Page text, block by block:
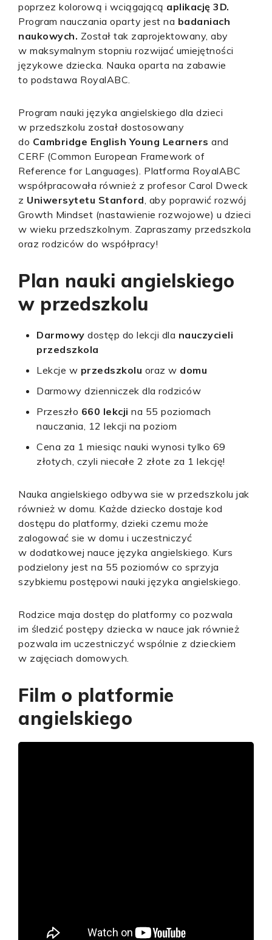
poprzez kolorową i wciągającą aplikację 3D.
Program nauczania oparty jest na badaniach
naukowych. Został tak zaprojektowany, aby
w maksymalnym stopniu rozwijać umiejętności
językowe dziecka. Nauka oparta na zabawie
to podstawa RoyalABC.
Program nauki języka angielskiego dla dzieci
w przedszkolu został dostosowany
do Cambridge English Young Learners and
CERF (Common European Framework of
Reference for Languages). Platforma RoyalABC
współpracowała również z profesor Carol Dweck
z Uniwersytetu Stanford, aby poprawić rozwój
Growth Mindset (nastawienie rozwojowe) u dzieci
w wieku przedszkolnym. Zapraszamy przedszkola
oraz rodziców do współpracy!
Plan nauki angielskiego
w przedszkolu
Darmowy dostęp do lekcji dla nauczycieli
przedszkola
Lekcje w przedszkolu oraz w domu
Darmowy dzienniczek dla rodziców
Przeszło 660 lekcji na 55 poziomach
nauczania, 12 lekcji na poziom
Cena za 1 miesiąc nauki wynosi tylko 69
złotych, czyli niecałe 2 złote za 1 lekcję!
Nauka angielskiego odbywa sie w przedszkolu jak
również w domu. Każde dziecko dostaje kod
dostępu do platformy, dzieki czemu może
zalogować sie w domu i uczestniczyć
w dodatkowej nauce języka angielskiego. Kurs
podzielony jest na 55 poziomów co sprzyja
szybkiemu postępowi nauki języka angielskiego.
Rodzice maja dostęp do platformy co pozwala
im śledzić postępy dziecka w nauce jak również
pozwala im uczestniczyć wspólnie z dzieckiem
w zajęciach domowych.
Film o platformie
angielskiego